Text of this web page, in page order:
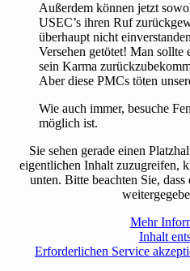
Außerdem können jetzt
USEC’s ihren Ruf
überhaupt nicht
Versehen getötet! Man
sein Karma
Aber diese PMCs töten
Wie auch immer, besuche
möglich ist.
Sie sehen gerade einen
eigentlichen Inhalt zuzugreifen,
unten. Bitte beachten Sie,
Mehr
Inhalt
Erforderlichen Service